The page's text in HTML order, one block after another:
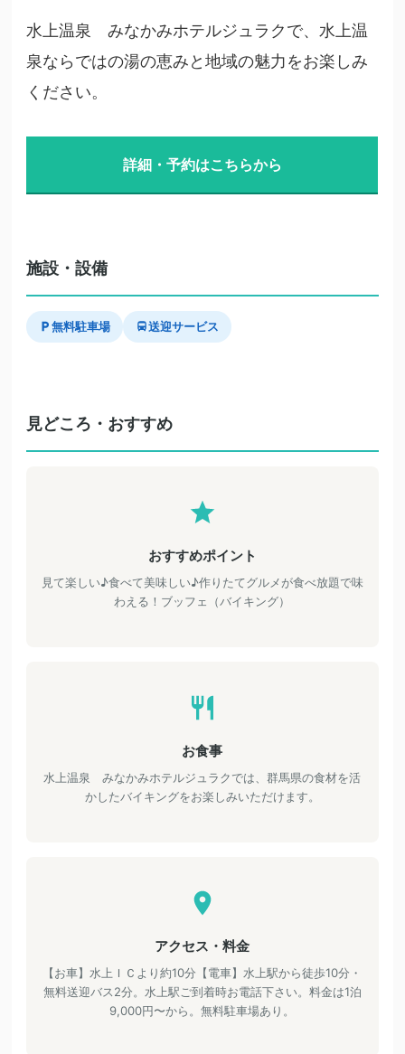
水上温泉 みなかみホテルジュラクで、水上温
泉ならではの湯の恵みと地域の魅力をお楽しみ
ください。
詳細・予約はこちらから
施設・設備
無料駐車場 送迎サービス
見どころ・おすすめ
おすすめポイント
見て楽しい♪食べて美味しい♪作りたてグルメが食べ放題で味
わえる！ブッフェ（バイキング）
お食事
水上温泉 みなかみホテルジュラクでは、群馬県の食材を活
かしたバイキングをお楽しみいただけます。
アクセス・料金
【お車】水上ＩＣより約10分【電車】水上駅から徒歩10分・
無料送迎バス2分。水上駅ご到着時お電話下さい。料金は1泊
9,000円〜から。無料駐車場あり。